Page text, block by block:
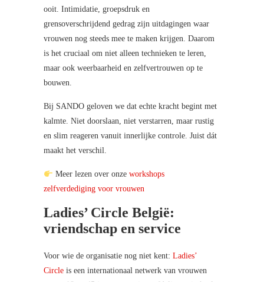
ooit. Intimidatie, groepsdruk en
grensoverschrijdend gedrag zijn uitdagingen waar
vrouwen nog steeds mee te maken krijgen. Daarom
is het cruciaal om niet alleen technieken te leren,
maar ook weerbaarheid en zelfvertrouwen op te
bouwen.
Bij SANDO geloven we dat echte kracht begint met
kalmte. Niet doorslaan, niet verstarren, maar rustig
en slim reageren vanuit innerlijke controle. Juist dát
maakt het verschil.
Meer lezen over onze workshops
zelfverdediging voor vrouwen
Ladies’ Circle België:
vriendschap en service
Voor wie de organisatie nog niet kent: Ladies’
Circle is een internationaal netwerk van vrouwen